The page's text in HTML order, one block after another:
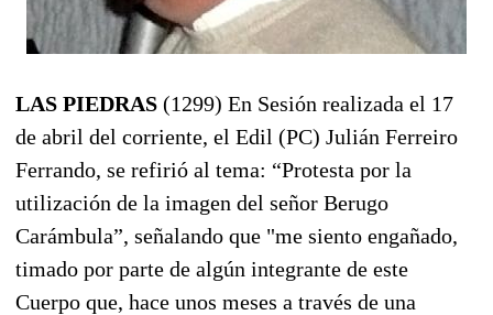
LAS PIEDRAS (1299) En Sesión realizada el 17
de abril del corriente, el Edil (PC) Julián Ferreiro
Ferrando, se refirió al tema: “Protesta por la
utilización de la imagen del señor Berugo
Carámbula”, señalando que "me siento engañado,
timado por parte de algún integrante de este
Cuerpo que, hace unos meses a través de una